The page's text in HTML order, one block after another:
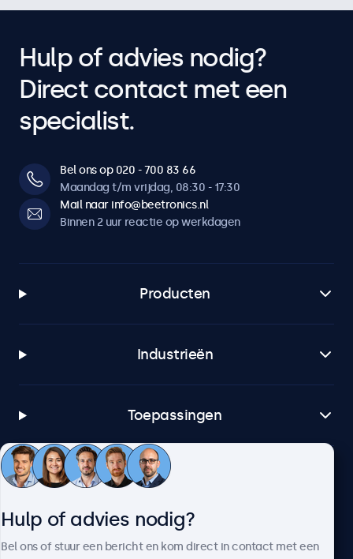
Hulp of advies nodig?
Direct contact met een
specialist.
Bel ons op 020 - 700 83 66
Maandag t/m vrijdag, 08:30 - 17:30
Mail naar info@beetronics.nl
Binnen 2 uur reactie op werkdagen
Producten
Industrieën
Toepassingen
Klantenservice
Hulp of advies nodig?
Bel ons of stuur een bericht en kom direct in contact met een